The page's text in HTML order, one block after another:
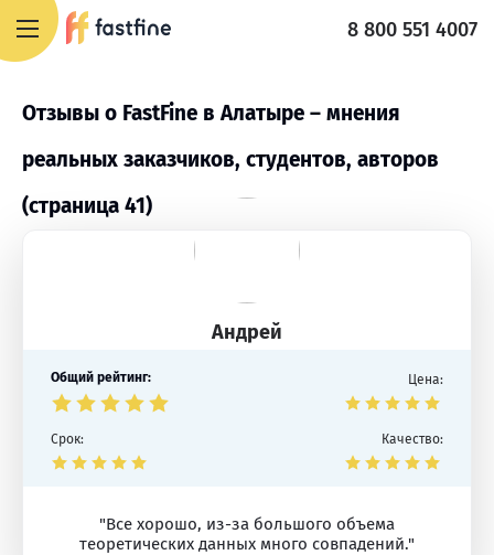
8 800 551 4007
Отзывы о FastFine в Алатыре – мнения
реальных заказчиков, студентов, авторов
(страница 41)
Андрей
Общий рейтинг: Цена:
Срок: Качество:
"Все хорошо, из-за большого объема
теоретических данных много совпадений."